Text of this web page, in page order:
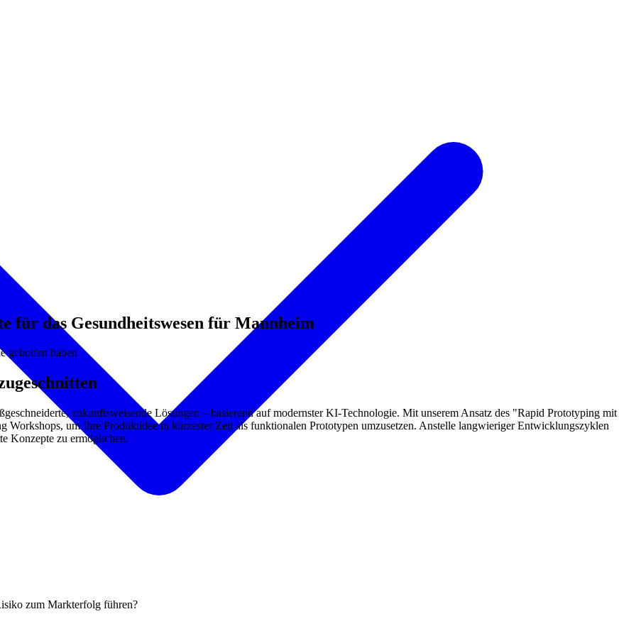
das Gesundheitswesen für Mannheim
geholfen haben
zukunftsweisende Lösungen – basierend auf modernster KI-Technologie. Mit unserem Ansatz des "Rapid Prototyping mit
um Ihre Produktidee in kürzester Zeit als funktionalen Prototypen umzusetzen. Anstelle langwieriger Entwicklungszyklen
Konzepte zu ermöglichen.
zum Markterfolg führen?